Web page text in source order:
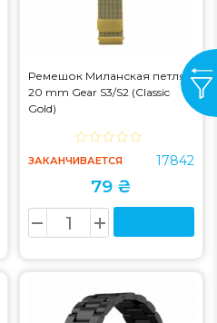
Ремешок Миланская петля
20 mm Gear S3/S2 (Classic
Gold)
ЗАКАНЧИВАЕТСЯ 17842
79 ₴